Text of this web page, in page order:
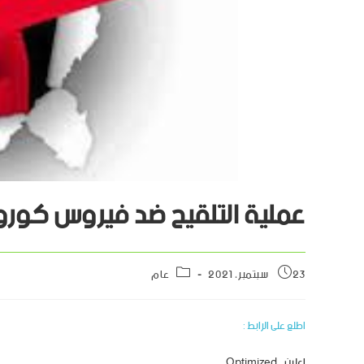
عملية التلقيح ضد فيروس
23 سبتمبر، 2021
عام
اطلع على الرابط :